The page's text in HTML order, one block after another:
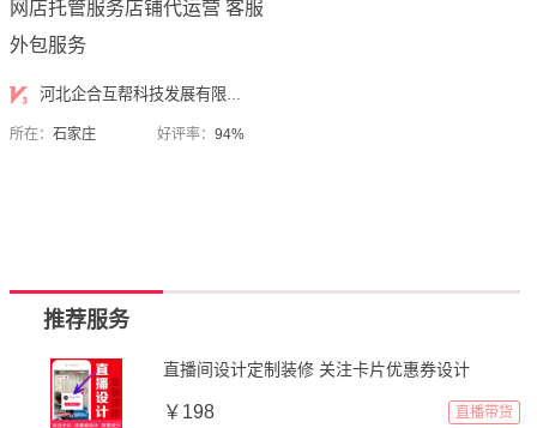
网店托管服务店铺代运营 客服
外包服务
河北企合互帮科技发展有限公司
所在： 石家庄 好评率：94%
推荐服务
直播间设计定制装修 关注卡片优惠券设计
￥198 直播带货